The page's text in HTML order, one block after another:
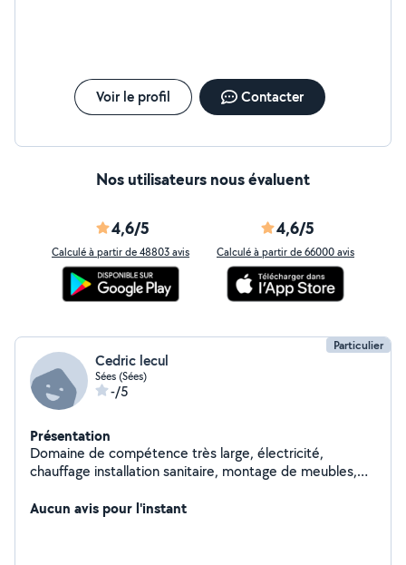
Voir le profil Contacter
Nos utilisateurs nous évaluent
4,6/5
Calculé à partir de 48803 avis
4,6/5
Calculé à partir de 66000 avis
Particulier
Cedric lecul
Sées (Sées)
-/5
Présentation
Domaine de compétence très large, électricité,
chauffage installation sanitaire, montage de meubles,
soigner, aide aux personnes déménagent, etc...
Aucun avis pour l'instant